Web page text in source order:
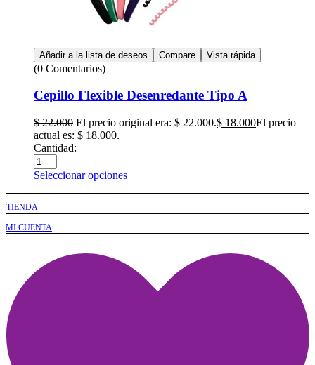
Añadir a la lista de deseos Compare Vista rápida
(0 Comentarios)
Cepillo Flexible Desenredante Tipo A
$22.000 El precio original era: $ 22.000.$ 18.000El precio
actual es: $ 18.000.
Cantidad:
Seleccionar opciones
TIENDA
MI CUENTA